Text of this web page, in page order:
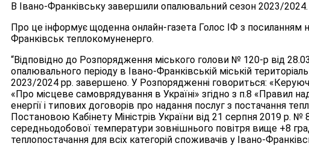
В Івано-Франківську завершили опалювальний сезон 2023/2024.
Про це інформує щоденна онлайн-газета Голос ІФ з посиланням
Франківськ теплокомуненерго.
“Відповідно до Розпорядження міського голови № 120-р від
опалювального періоду в Івано-Франківській міській
2023/2024 рр. завершено. У Розпорядженні говориться:
«Про місцеве самоврядування в Україні» згідно з п.8 «Правил
енергії і типових договорів про надання послуг з постачання
Постановою Кабінету Міністрів України від 21 серпня 2019 р. №
середньодобової температури зовнішнього повітря вище +8
теплопостачання для всіх категорій споживачів у Івано-